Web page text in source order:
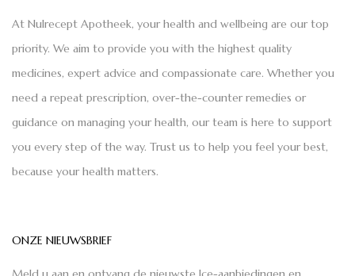
At Nulrecept Apotheek, your health and wellbeing are our top
priority. We aim to provide you with the highest quality
medicines, expert advice and compassionate care. Whether you
need a repeat prescription, over-the-counter remedies or
guidance on managing your health, our team is here to support
you every step of the way. Trust us to help you feel your best,
because your health matters.
ONZE NIEUWSBRIEF